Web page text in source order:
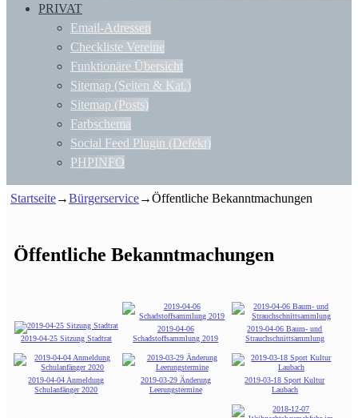
PRIVAT
Email-Adressen
Checkliste Vereine
Funktionäre Übersicht
Sitemap (Seiten & Kat.)
Sitemap (Posts)
Farbschema
Social Feed Plugin (Defekt)
PHPINFO
Startseite→Bürgerservice→Öffentliche Bekanntmachungen
Öffentliche Bekanntmachungen
2019-04-25 Sitzung Stadtrat
2019-04-06
Schadstoffsammlung 2019
2019-04-06 Baum- und
Strauchschnittsammlung
2019-04-04 Anmeldung
Schulanfänger 2020
2019-03-29 Änderung
Leerungstermine
2019-03-18 Sport Kultur
Laubach